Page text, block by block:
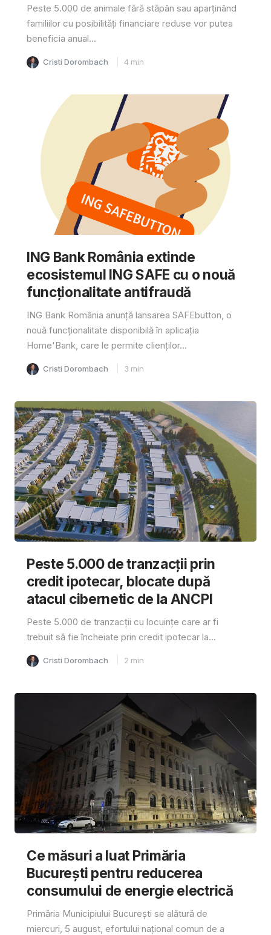
Peste 5.000 de animale fără stăpân sau aparținând
familiilor cu posibilități financiare reduse vor putea
beneficia anual...
Cristi Dorombach 4 min
ING Bank România extinde
ecosistemul ING SAFE cu o nouă
funcționalitate antifraudă
ING Bank România anunță lansarea SAFEbutton, o
nouă funcționalitate disponibilă în aplicația
Home'Bank, care le permite clienților...
Cristi Dorombach 3 min
Peste 5.000 de tranzacții prin
credit ipotecar, blocate după
atacul cibernetic de la ANCPI
Peste 5.000 de tranzacții cu locuințe care ar fi
trebuit să fie încheiate prin credit ipotecar la...
Cristi Dorombach 2 min
Ce măsuri a luat Primăria
București pentru reducerea
consumului de energie electrică
Primăria Municipiului București se alătură de
miercuri, 5 august, efortului național comun de a